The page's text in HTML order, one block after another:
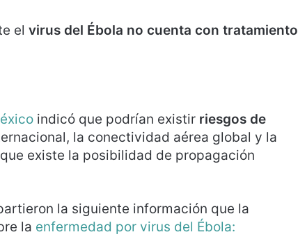
el virus del Ébola no cuenta con tratamiento
indicó que podrían existir riesgos de
la conectividad aérea global y la
existe la posibilidad de propagación
la siguiente información que la
la enfermedad por virus del Ébola: